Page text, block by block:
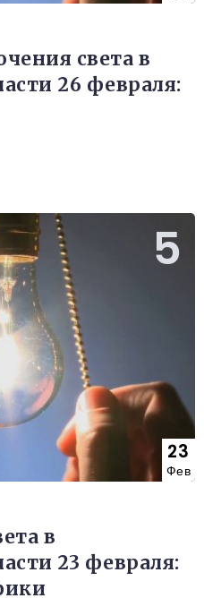
света в
26 февраля:
23
Фев
в
23 февраля: